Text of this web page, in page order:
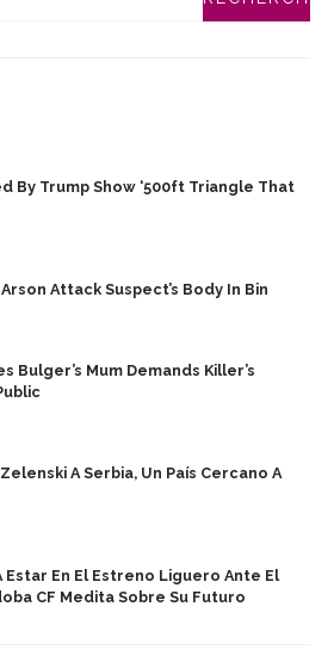
By Trump Show ‘500ft Triangle That
Attack Suspect’s Body In Bin
Mum Demands Killer’s
A Serbia, Un País Cercano A
En El Estreno Liguero Ante El
CF Medita Sobre Su Futuro